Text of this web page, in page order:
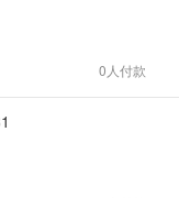
0 人付款